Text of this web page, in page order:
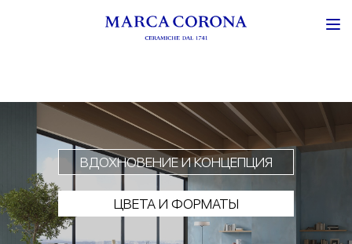
ВДОХНОВЕНИЕ И КОНЦЕПЦИЯ
ЦВЕТА И ФОРМАТЫ